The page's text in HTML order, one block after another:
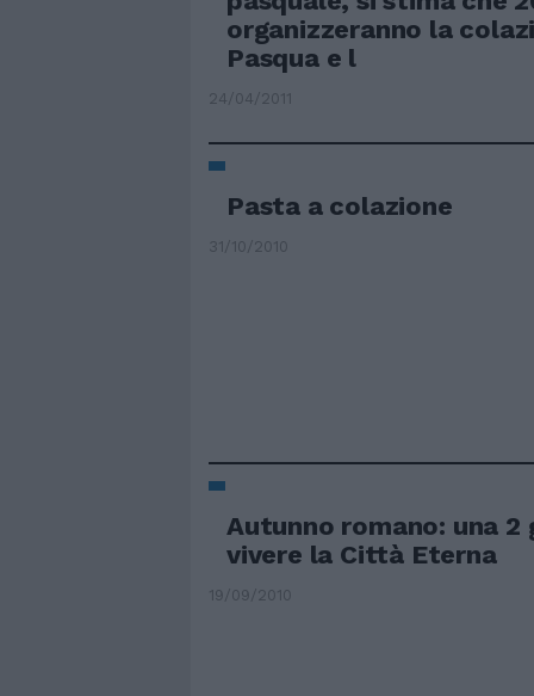
organizzeranno la
Pasqua e l
24/04/2011
Pasta a colazione
31/10/2010
Autunno romano: una 2
vivere la Città Eterna
19/09/2010